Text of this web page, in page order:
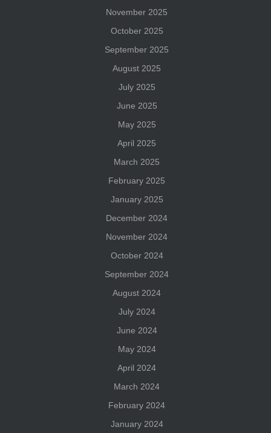
November 2025
October 2025
September 2025
August 2025
July 2025
June 2025
May 2025
April 2025
March 2025
February 2025
January 2025
December 2024
November 2024
October 2024
September 2024
August 2024
July 2024
June 2024
May 2024
April 2024
March 2024
February 2024
January 2024